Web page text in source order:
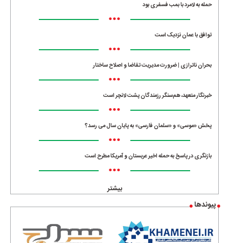
حمله به لامرد با بمب فسفری بود
•••
توافق با عمان نزدیک است
•••
بحران ناترازی | ضرورت مدیریت تقاضا و اصلاح ساختار
•••
خبرنگار متعهد، هم‌سنگر رزمندگان پشت لانچر است
•••
پخش «موسی» و «سلمان فارسی» به پایان سال می رسد؟
•••
بازنگری در پاسخ به حمله اخیر عربستان و آمریکا مطرح است
•••
بیشتر
پیوندها